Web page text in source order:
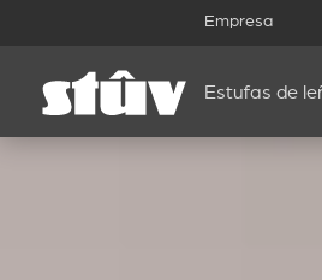
Empresa
Estufas de